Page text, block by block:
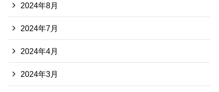
2024年8月
2024年7月
2024年4月
2024年3月